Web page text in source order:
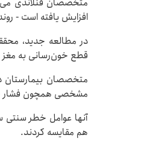
افزایش یافته است -
در مطالعه جدید،
قطع خون‌رسانی به مغز
متخصصان بیمارستان
مشخصی همچون فشار
آنها عوامل خطر سنتی
هم مقایسه کردند.